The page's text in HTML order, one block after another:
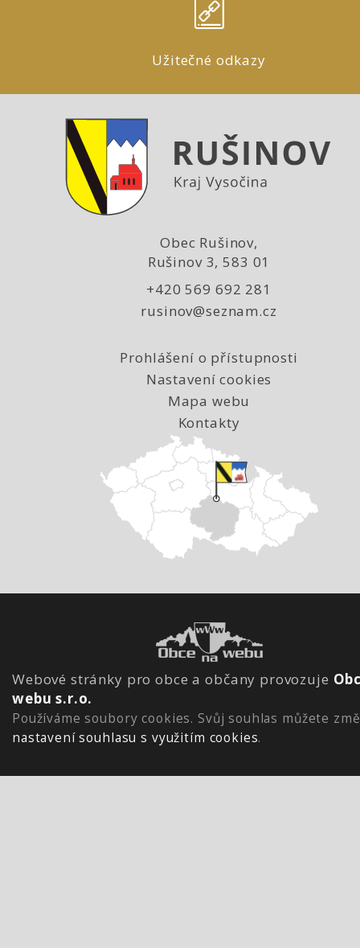
Užitečné odkazy
Obec Rušinov,
Rušinov 3, 583 01
+420 569 692 281
rusinov@seznam.cz
Prohlášení o přístupnosti
Nastavení cookies
Mapa webu
Kontakty
Webové stránky pro obce a občany provozuje
webu s.r.o.
Používáme soubory cookies. Svůj souhlas můžete
nastavení souhlasu s využitím cookies.